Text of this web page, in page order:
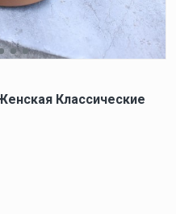
Классические